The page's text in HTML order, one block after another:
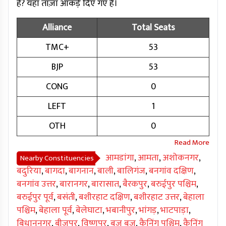
है? यहाँ ताज़ा आंकड़े दिए गए हैं।
Alliance
Total Seats
TMC+
53
BJP
53
CONG
0
LEFT
1
OTH
0
Nearby Constituencies आमडांगा,आमता,अशोकनगर,
बदुरिया,बागदा,बागनान,बाली,बालिगंज,बनगांव दक्षिण,
बनगांव उत्तर,बारानगर,बारासात,बैरकपुर,बरुईपुर पश्चिम,
बरुईपुर पूर्व,बसंती,बशीरहाट दक्षिण,बशीरहाट उत्तर,बेहाला
पश्चिम,बेहाला पूर्व,बेलेघाटा,भबानीपुर,भांगड़,भाटपाड़ा,